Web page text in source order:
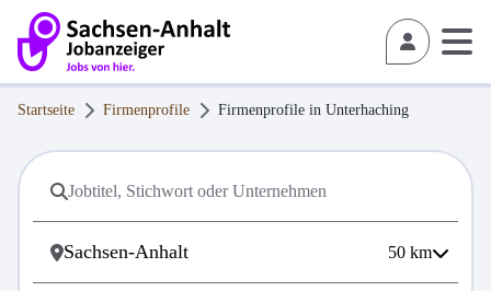
Startseite Firmenprofile Firmenprofile in Unterhaching
50 km